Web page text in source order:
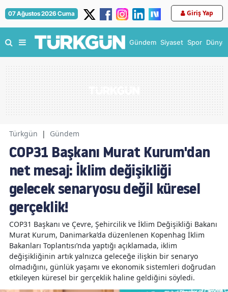
07 Ağustos 2026 Cuma Giriş Yap
Gündem Siyaset Spor Dünya
Türkgün | Gündem
COP31 Başkanı Murat Kurum'dan
net mesaj: İklim değişikliği
gelecek senaryosu değil küresel
gerçeklik!
COP31 Başkanı ve Çevre, Şehircilik ve İklim Değişikliği Bakanı
Murat Kurum, Danimarka’da düzenlenen Kopenhag İklim
Bakanları Toplantısı’nda yaptığı açıklamada, iklim
değişikliğinin artık yalnızca geleceğe ilişkin bir senaryo
olmadığını, günlük yaşamı ve ekonomik sistemleri doğrudan
etkileyen küresel bir gerçeklik haline geldiğini söyledi.